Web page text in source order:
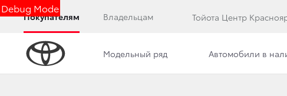
Debug Mode
Покупателям Владельцам Тойота Центр
Модельный ряд Автомобили в